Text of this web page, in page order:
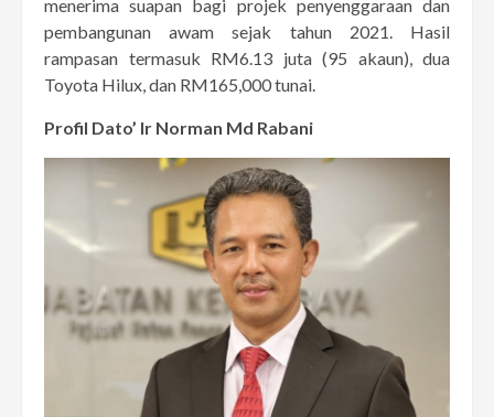
menerima suapan bagi projek penyenggaraan dan
pembangunan awam sejak tahun 2021. Hasil
rampasan termasuk RM6.13 juta (95 akaun), dua
Toyota Hilux, dan RM165,000 tunai.
Profil Dato’ Ir Norman Md Rabani